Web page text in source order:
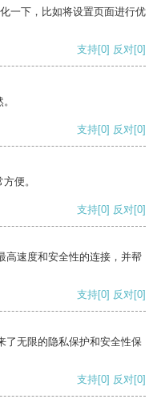
一下，比如将设置页面进行优
支持[0] 反对[0]
支持[0] 反对[0]
便。
支持[0] 反对[0]
高速度和安全性的连接，并帮
支持[0] 反对[0]
了无限的隐私保护和安全性保
支持[0] 反对[0]